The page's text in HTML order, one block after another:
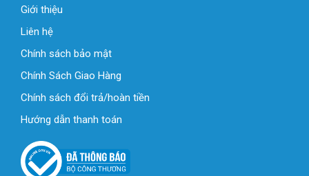
Giới thiệu
Liên hệ
Chính sách bảo mật
Chính Sách Giao Hàng
Chính sách đổi trả/hoàn tiền
Hướng dẫn thanh toán